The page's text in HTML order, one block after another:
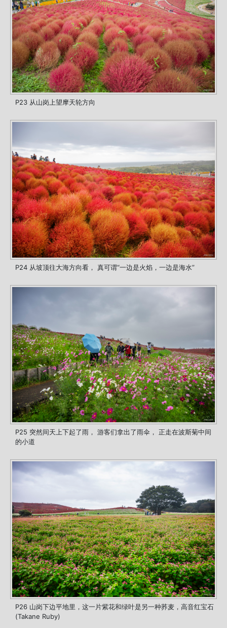
P23 从山岗上望摩天轮方向
P24 从坡顶往大海方向看， 真可谓“一边是火焰，一边是海水”
P25 突然间天上下起了雨， 游客们拿出了雨伞， 正走在波斯菊中间
的小道
P26 山岗下边平地里，这一片紫花和绿叶是另一种荞麦，高音红宝石
(Takane Ruby)